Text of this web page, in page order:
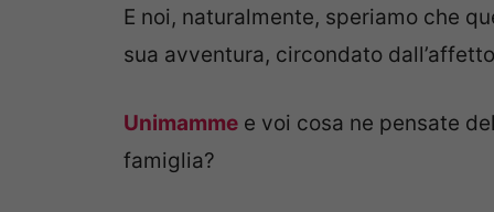
E noi, naturalmente, speriamo che
sua avventura, circondato
Unimamme e voi cosa ne pensate
famiglia?